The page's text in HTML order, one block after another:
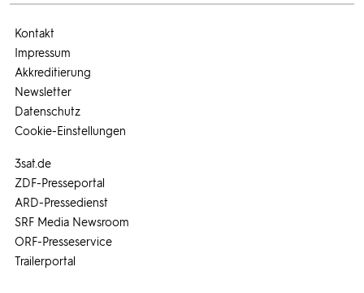
3sat.de
ZDF-Presseportal
ARD-Pressedienst
SRF Media Newsroom
ORF-Presseservice
Trailerportal
Kontakt
Impressum
Akkreditierung
Newsletter
Datenschutz
Cookie-Einstellungen